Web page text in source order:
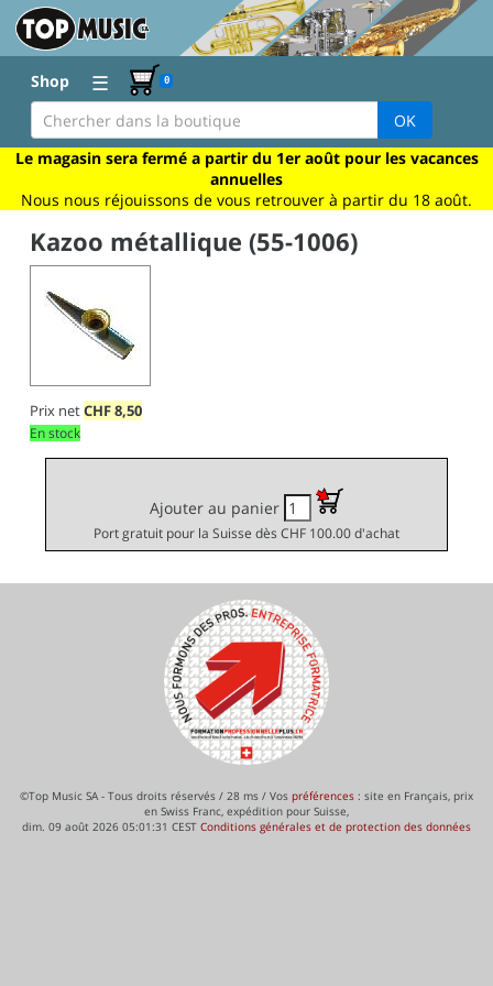
Shop ☰ 0
OK
Le magasin sera fermé a partir du 1er août pour les vacances
annuelles
Nous nous réjouissons de vous retrouver à partir du 18 août.
Kazoo métallique (55-1006)
Prix netCHF8,50
En stock
Ajouter au panier
Port gratuit pour la Suisse dès CHF 100.00 d'achat
©Top Music SA - Tous droits réservés / 28 ms / Vos préférences : site en Français, prix
en Swiss Franc, expédition pour Suisse,
dim. 09 août 2026 05:01:31 CEST Conditions générales et de protection des données